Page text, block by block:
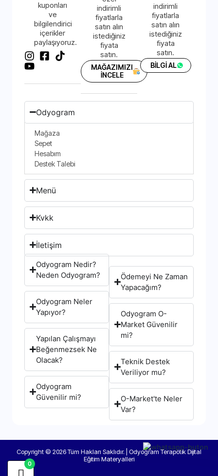
kuponları
ve
bilgilendirici
içerikler
paylaşıyoruz.
indirimli
fiyatlarla
satın alın
istediğiniz
fiyata
satın.
MAĞAZIMIZI
İNCELE
indirimli
fiyatlarla
satın alın
istediğiniz
fiyata
satın.
BİLGİ AL
Odyogram
Mağaza
Sepet
Hesabım
Destek Talebi
Menü
Kvkk
İletişim
Odyogram Nedir?
Neden Odyogram?
Odyogram Neler
Yapıyor?
Yapılan Çalışmayı
Beğenmezsek Ne
Olacak?
Odyogram
Güvenilir mi?
Ödemeyi Ne Zaman
Yapacağım?
Odyogram O-
Market Güvenilir
mi?
Teknik Destek
Veriliyor mu?
O-Market'te Neler
Var?
Copyright © 2026 Tüm Hakları Saklıdır. | Odyogram Terapötik Dijital
Eğitim Materyalleri
0